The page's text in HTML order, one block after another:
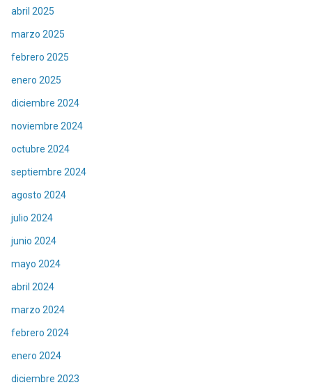
abril 2025
marzo 2025
febrero 2025
enero 2025
diciembre 2024
noviembre 2024
octubre 2024
septiembre 2024
agosto 2024
julio 2024
junio 2024
mayo 2024
abril 2024
marzo 2024
febrero 2024
enero 2024
diciembre 2023